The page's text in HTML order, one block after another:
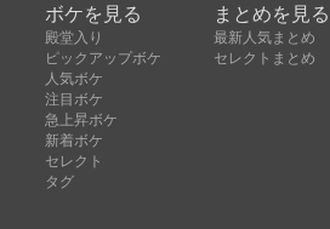
ボケを見る
殿堂入り
ピックアップボケ
人気ボケ
注目ボケ
急上昇ボケ
新着ボケ
セレクト
タグ
まとめを見る
最新人気まとめ
セレクトまとめ